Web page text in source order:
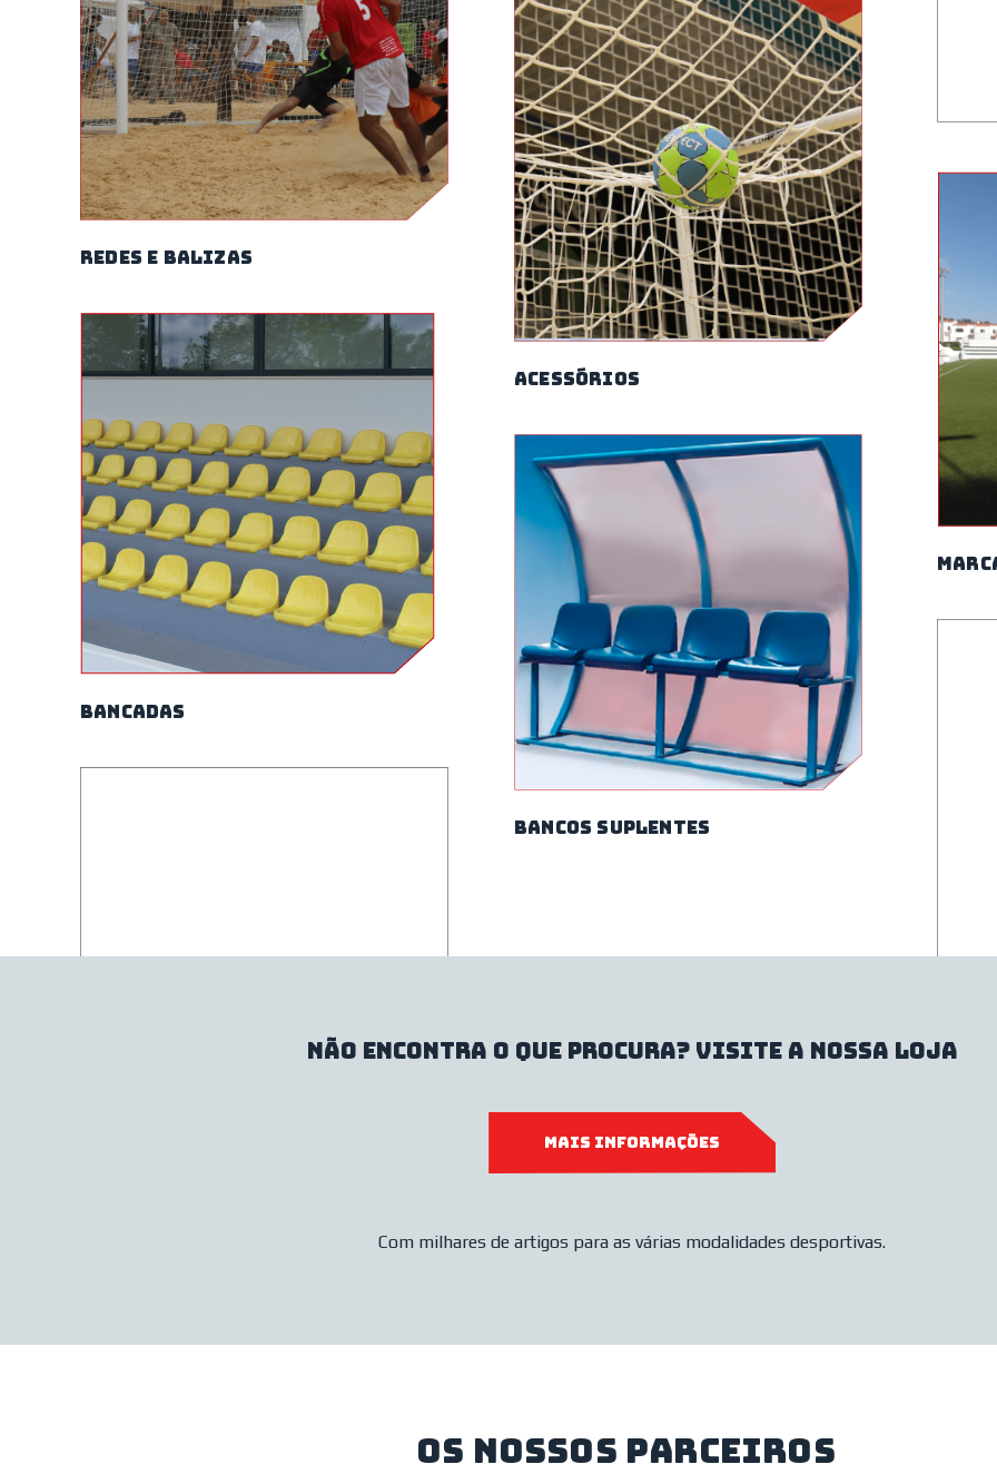
redes e balizas
Bancadas
Acessórios
Bancos suplentes
Não encontra o que procura? Visite a nossa loja
MAIS INFORMAÇÕES
Com milhares de artigos para as várias modalidades desportivas.
os nossos parceiros